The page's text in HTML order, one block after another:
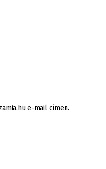
e-mail címen.